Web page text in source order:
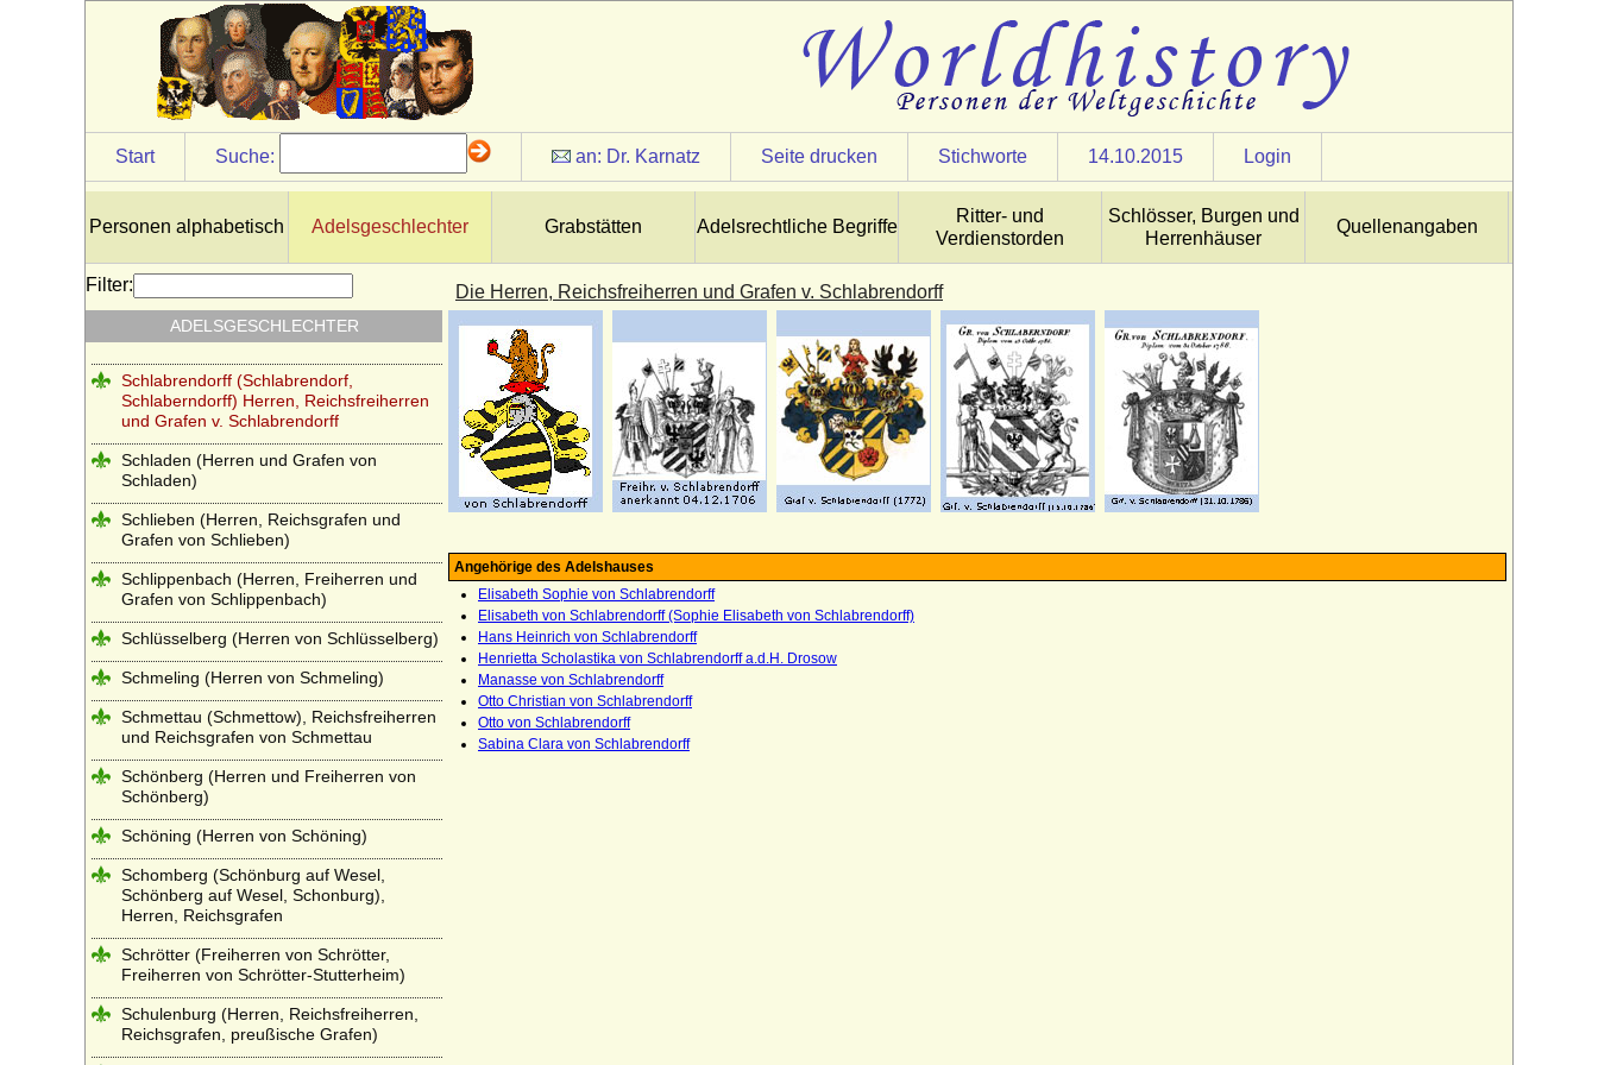
Start Suche: an: Dr. Karnatz Seite drucken Stichworte 14.10.2015 Login
Personen alphabetisch Adelsgeschlechter Grabstätten Adelsrechtliche Begriffe
Ritter- und
Verdienstorden
Schlösser, Burgen und
Herrenhäuser
Quellenangaben
Die Herren, Reichsfreiherren und Grafen v. Schlabrendorff
Angehörige des Adelshauses
Elisabeth Sophie von Schlabrendorff
Elisabeth von Schlabrendorff (Sophie Elisabeth von Schlabrendorff)
Hans Heinrich von Schlabrendorff
Henrietta Scholastika von Schlabrendorff a.d.H. Drosow
Manasse von Schlabrendorff
Otto Christian von Schlabrendorff
Otto von Schlabrendorff
Sabina Clara von Schlabrendorff
Filter:
ADELSGESCHLECHTER
Rottal (tschechisch: hrabì z Rottalu)
Rüchel (Herren von Rüchel)
Rurikiden
Saldern-Ahlimb-Ringenwalde)
Scaliger (Scaligeri, della Scala)
Schaffgotsch (Herren, Freiherren und
Grafen von Schaffgotsch)
Schapelow (Herren von Schapelow)
Schlabrendorff (Schlabrendorf,
Schlaberndorff) Herren, Reichsfreiherren
und Grafen v. Schlabrendorff
Schladen (Herren und Grafen von
Schladen)
Schlieben (Herren, Reichsgrafen und
Grafen von Schlieben)
Schlippenbach (Herren, Freiherren und
Grafen von Schlippenbach)
Schlüsselberg (Herren von Schlüsselberg)
Schmeling (Herren von Schmeling)
Schmettau (Schmettow), Reichsfreiherren
und Reichsgrafen von Schmettau
Schönberg (Herren und Freiherren von
Schönberg)
Schöning (Herren von Schöning)
Schomberg (Schönburg auf Wesel,
Schönberg auf Wesel, Schonburg),
Herren, Reichsgrafen
Schrötter (Freiherren von Schrötter,
Freiherren von Schrötter-Stutterheim)
Schulenburg (Herren, Reichsfreiherren,
Reichsgrafen, preußische Grafen)